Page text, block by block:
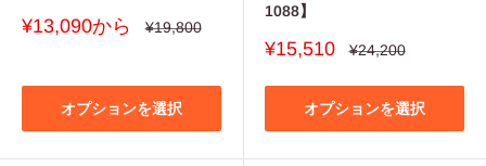
販
格
¥13,090から
通
¥19,800
オプションを選択
1088】
販
価
¥15,510
通
¥24,200
オプションを選択